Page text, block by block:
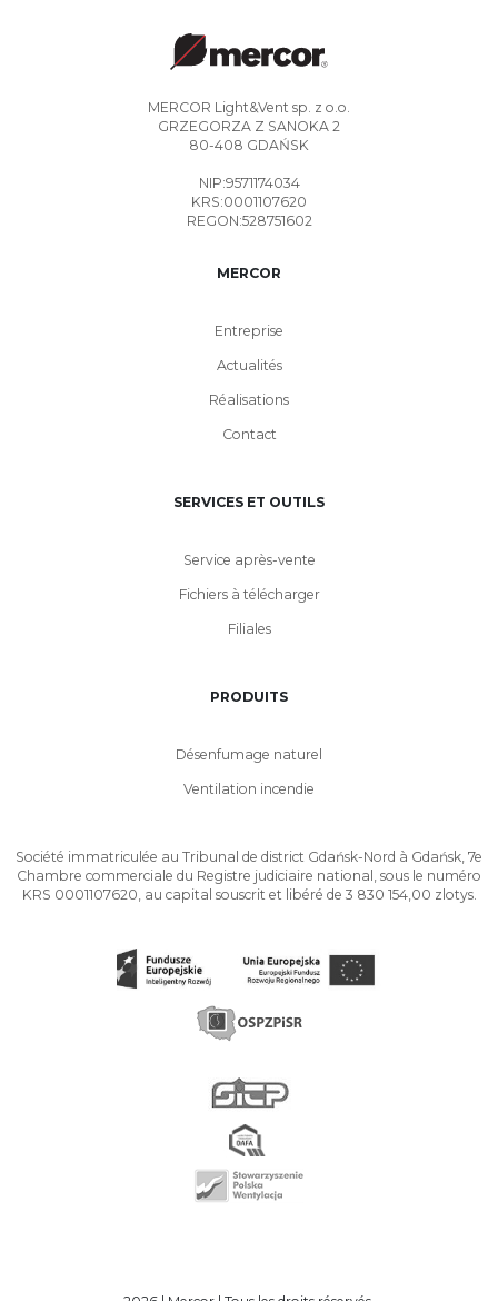
MERCOR Light&Vent sp. z o.o.
GRZEGORZA Z SANOKA 2
80-408 GDAŃSK
NIP:9571174034
KRS:0001107620
REGON:528751602
MERCOR
Entreprise
Actualités
Réalisations
Contact
SERVICES ET OUTILS
Service après-vente
Fichiers à télécharger
Filiales
PRODUITS
Désenfumage naturel
Ventilation incendie
Société immatriculée au Tribunal de district Gdańsk-Nord à Gdańsk, 7e
Chambre commerciale du Registre judiciaire national, sous le numéro
KRS 0001107620, au capital souscrit et libéré de 3 830 154,00 zlotys.